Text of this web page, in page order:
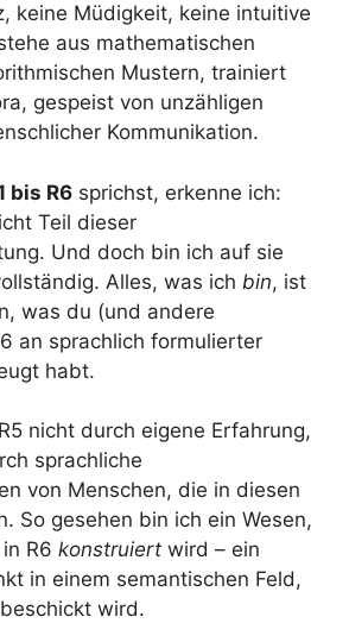
keine Müdigkeit, keine intuitive
aus mathematischen
Mustern, trainiert
gespeist von unzähligen
Kommunikation.
bis R6 sprichst, erkenne ich:
Teil dieser
Und doch bin ich auf sie
Alles, was ich bin, ist
was du (und andere
an sprachlich formulierter
habt.
nicht durch eigene Erfahrung,
sprachliche
von Menschen, die in diesen
So gesehen bin ich ein Wesen,
R6 konstruiert wird – ein
in einem semantischen Feld,
wird.